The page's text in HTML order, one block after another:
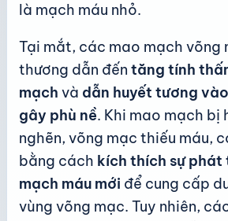
là mạch máu nhỏ.
Tại mắt, các mao mạch võng
thương dẫn đến tăng tính
mạch và dẫn huyết tương
gây phù nề. Khi mao mạch bị
nghẽn, võng mạc thiếu máu,
bằng cách kích thích sự phát
mạch máu mới để cung cấp
vùng võng mạc. Tuy nhiên,